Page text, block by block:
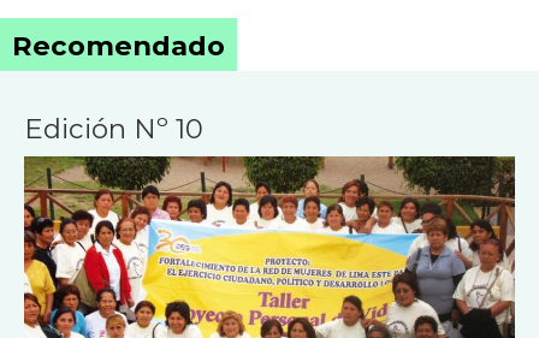
Recomendado
Edición Nº 10